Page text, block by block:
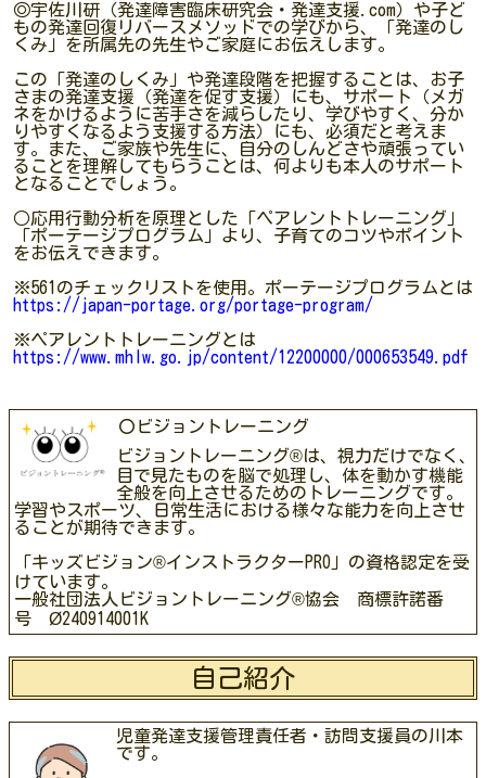
◎宇佐川研（発達障害臨床研究会・発達支援.com）や子ど
もの発達回復リバースメソッドでの学びから、「発達のし
くみ」を所属先の先生やご家庭にお伝えします。
この「発達のしくみ」や発達段階を把握することは、お子
さまの発達支援（発達を促す支援）にも、サポート（メガ
ネをかけるように苦手さを減らしたり、学びやすく、分か
りやすくなるよう支援する方法）にも、必須だと考えま
す。また、ご家族や先生に、自分のしんどさや頑張ってい
ることを理解してもらうことは、何よりも本人のサポート
となることでしょう。
○応用行動分析を原理とした「ペアレントトレーニング」
「ポーテージプログラム」より、子育てのコツやポイント
をお伝えできます。
※561のチェックリストを使用。ポーテージプログラムとは
https://japan-portage.org/portage-program/
※ペアレントトレーニングとは
https://www.mhlw.go.jp/content/12200000/000653549.pdf
〇ビジョントレーニング
ビジョントレーニング®は、視力だけでなく、
目で見たものを脳で処理し、体を動かす機能
全般を向上させるためのトレーニングです。
学習やスポーツ、日常生活における様々な能力を向上させ
ることが期待できます。
「キッズビジョン®インストラクターPRO」の資格認定を受
けています。
一般社団法人ビジョントレーニング®協会 商標許諾番
号 Ø240914001K
自己紹介
児童発達支援管理責任者・訪問支援員の川本
です。